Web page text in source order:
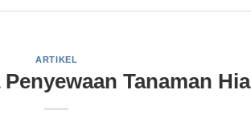
ARTIKEL
Tanaman